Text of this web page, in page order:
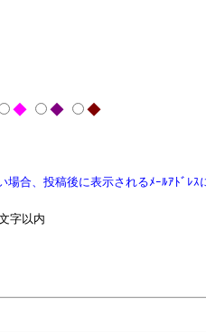
◆ ◆
◆
場合、投稿後に表示されるﾒｰﾙｱﾄﾞﾚ
字以内